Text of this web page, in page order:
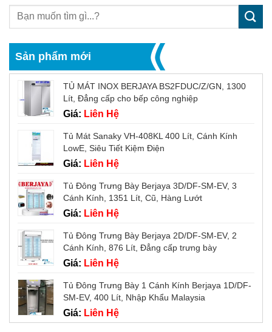
Sản phẩm mới
TỦ MÁT INOX BERJAYA BS2FDUC/Z/GN, 1300
Lít, Đẳng cấp cho bếp công nghiệp
Giá: Liên Hệ
Tủ Mát Sanaky VH-408KL 400 Lít, Cánh Kính
LowE, Siêu Tiết Kiệm Điện
Giá: Liên Hệ
Tủ Đông Trưng Bày Berjaya 3D/DF-SM-EV, 3
Cánh Kính, 1351 Lít, Cũ, Hàng Lướt
Giá: Liên Hệ
Tủ Đông Trưng Bày Berjaya 2D/DF-SM-EV, 2
Cánh Kính, 876 Lít, Đẳng cấp trưng bày
Giá: Liên Hệ
Tủ Đông Trưng Bày 1 Cánh Kính Berjaya 1D/DF-
SM-EV, 400 Lít, Nhập Khẩu Malaysia
Giá: Liên Hệ